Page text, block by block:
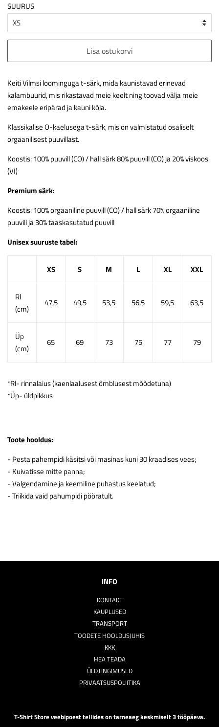
SUURUS
Lisa ostukorvi
Keiti Vilmsi loominguga t-särk, mida kaunistavad erinevad
kalambuurid, mis rikastavad meie keelt ning toovad välja meie
emakeele eripärad ja kauni kõla.
Klassikalise O-kaelusega t-särk, mis on valmistatud osaliselt
orgaanilisest puuvillast.
Koostis: 100% puuvill (CO) / hall särk 80% puuvill (CO) ja 20% viskoos
(VI)
Premium särk:
Koostis: 100% orgaaniline puuvill (CO) / hall särk 70% orgaaniline
puuvill ja 30% taaskasutatud puuvill
Unisex suuruste tabel:
XS S M L XL XXL
Rl
(cm)
47,5 49,5 53,5 56,5 59,5 63,5
Üp
(cm)
65 69 73 75 77 79
*Rl- rinnalaius (kaenlaalusest õmblusest mõõdetuna)
*Üp- üldpikkus
Toote hooldus:
- Pesta pahempidi käsitsi või masinas kuni 30 kraadises vees;
- Kuivatisse mitte panna;
- Valgendamine ja keemiline puhastus keelatud;
- Triikida vaid pahumpidi pööratult.
INFO
KONTAKT
KAUPLUSED
TRANSPORT
TOODETE HOOLDUSJUHIS
KKK
HEA TEADA
ÜLDTINGIMUSED
PRIVAATSUSPOLIITIKA
T-Shirt Store veebipoest tellides on tarneaeg keskmiselt 3 tööpäeva.